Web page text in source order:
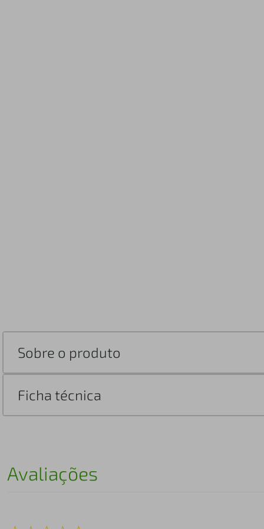
Sobre o produto
Ficha técnica
Avaliações